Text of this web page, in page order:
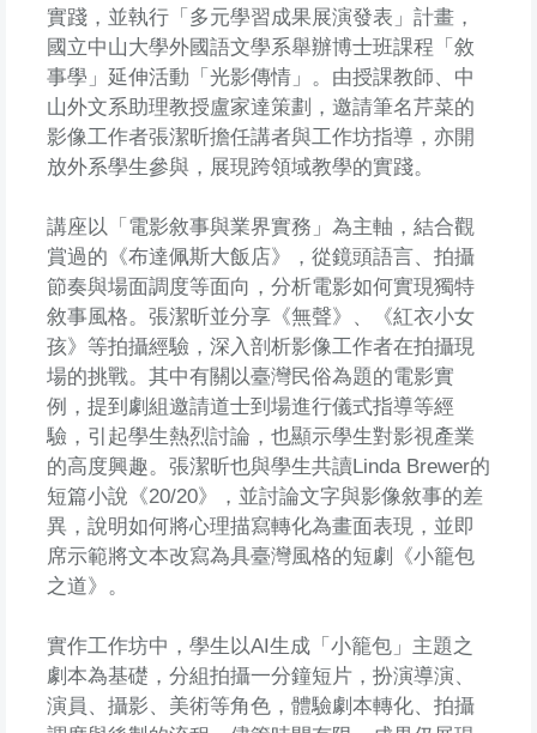
實踐，並執行「多元學習成果展演發表」計畫，
國立中山大學外國語文學系舉辦博士班課程「敘
事學」延伸活動「光影傳情」。由授課教師、中
山外文系助理教授盧家達策劃，邀請筆名芹菜的
影像工作者張潔昕擔任講者與工作坊指導，亦開
放外系學生參與，展現跨領域教學的實踐。
講座以「電影敘事與業界實務」為主軸，結合觀
賞過的《布達佩斯大飯店》，從鏡頭語言、拍攝
節奏與場面調度等面向，分析電影如何實現獨特
敘事風格。張潔昕並分享《無聲》、《紅衣小女
孩》等拍攝經驗，深入剖析影像工作者在拍攝現
場的挑戰。其中有關以臺灣民俗為題的電影實
例，提到劇組邀請道士到場進行儀式指導等經
驗，引起學生熱烈討論，也顯示學生對影視產業
的高度興趣。張潔昕也與學生共讀Linda Brewer的
短篇小說《20/20》，並討論文字與影像敘事的差
異，說明如何將心理描寫轉化為畫面表現，並即
席示範將文本改寫為具臺灣風格的短劇《小籠包
之道》。
實作工作坊中，學生以AI生成「小籠包」主題之
劇本為基礎，分組拍攝一分鐘短片，扮演導演、
演員、攝影、美術等角色，體驗劇本轉化、拍攝